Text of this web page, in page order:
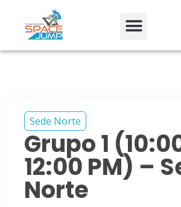
Sede Norte
Grupo 1
12:00 PM) –
Norte